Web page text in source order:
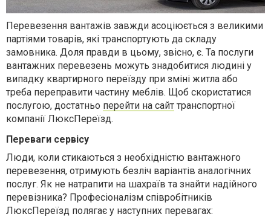
Перевезення вантажів завжди асоціюється з великими
партіями товарів, які транспортують да складу
замовника. Доля правди в цьому, звісно, є. Та послуги
вантажних перевезень можуть знадобитися людині у
випадку квартирного переїзду при зміні житла або
треба переправити частину меблів. Щоб скористатися
послугою, достатньо перейти на сайт транспортної
компанії ЛюксПереїзд.
Переваги сервісу
Люди, коли стикаються з необхідністю вантажного
перевезення, отримують безліч варіантів аналогічних
послуг. Як не натрапити на шахраїв та знайти надійного
перевізника? Професіоналізм співробітників
ЛюксПереїзд полягає у наступних перевагах: